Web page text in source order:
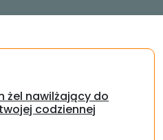
żel nawilżający do
codziennej